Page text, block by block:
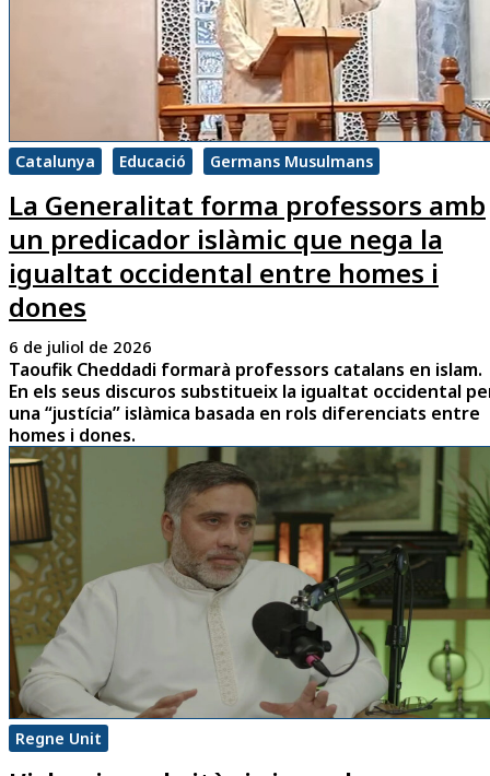
Catalunya Educació Germans Musulmans
La Generalitat forma professors amb
un predicador islàmic que nega la
igualtat occidental entre homes i
dones
6 de juliol de 2026
Taoufik Cheddadi formarà professors catalans en islam.
En els seus discuros substitueix la igualtat occidental
una “justícia” islàmica basada en rols diferenciats entre
homes i dones.
Regne Unit